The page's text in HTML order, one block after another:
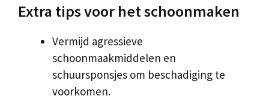
Extra tips voor het schoonmaken
Vermijd agressieve
schoonmaakmiddelen en
schuursponsjes om beschadiging te
voorkomen.